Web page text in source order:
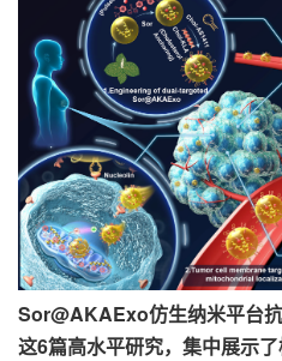
Sor@AKAExo仿生纳米平台
这6篇高水平研究，集中展示